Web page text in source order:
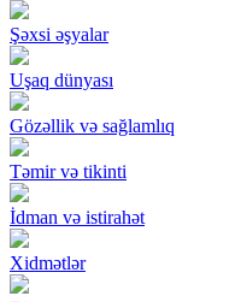
Şəxsi əşyalar
Uşaq dünyası
Gözəllik və sağlamlıq
Təmir və tikinti
İdman və istirahət
Xidmətlər